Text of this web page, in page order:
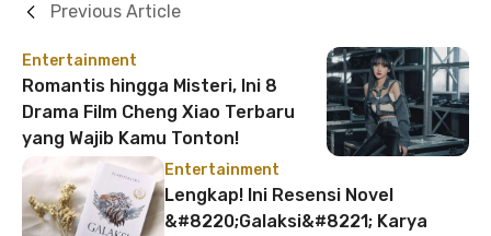
Entertainment
Romantis hingga Misteri, Ini 8
Drama Film Cheng Xiao Terbaru
yang Wajib Kamu Tonton!
Previous Article
Entertainment
Lengkap! Ini Resensi Novel
&#8220;Galaksi&#8221; Karya